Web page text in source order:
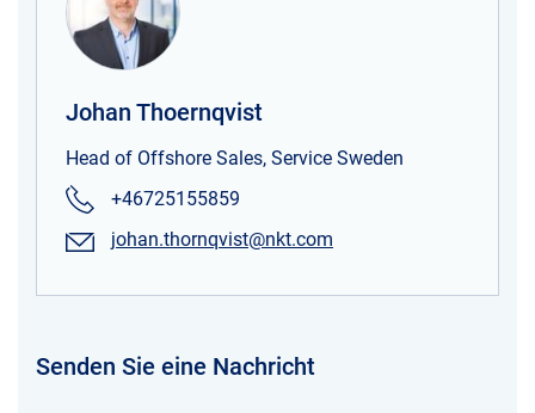
Johan Thoernqvist
Head of Offshore Sales, Service Sweden
+46725155859
johan.thornqvist@nkt.com
Senden Sie eine Nachricht